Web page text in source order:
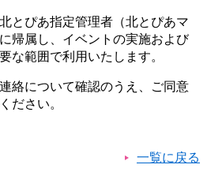
とぴあ指定管理者（北とぴあマ
帰属し、イベントの実施および
な範囲で利用いたします。
絡について確認のうえ、ご同意
ださい。
一覧に戻る